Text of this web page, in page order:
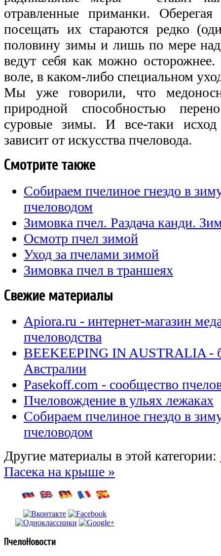
отравленные приманки.
посещать их стараются редко
половину зимы и лишь по мере
ведут себя как можно
воле, в каком-либо специальном
Мы уже говорили, что
природной способностью
суровые зимы. И все-таки
зависит от искусства пчеловода.
Смотрите также
Собираем пчелиное гнездо в
пчеловодом
Зимовка пчел. Раздача канди.
Осмотр пчел зимой
Уход за пчелами зимой
Зимовка пчел в траншеях
Свежие материалы
Apiora.ru - интернет-магазин
пчеловодства
BEEKEEPING IN AUSTRALIA -
Австралии
Pasekoff.com - сообщество
Пчеловождение в ульях лежаках
Собираем пчелиное гнездо в
пчеловодом
Другие материалы в этой категории:
Пасека на крыше »
ПчелоНовости